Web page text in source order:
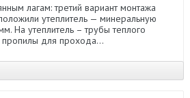
лагам: третий вариант монтажа
утеплитель — минеральную
На утеплитель – трубы теплого
пропилы для прохода...